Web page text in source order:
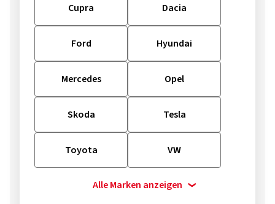
Cupra Dacia
Ford Hyundai
Mercedes Opel
Skoda Tesla
Toyota VW
Alle Marken anzeigen